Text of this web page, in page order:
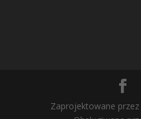
Zaprojektowane przez